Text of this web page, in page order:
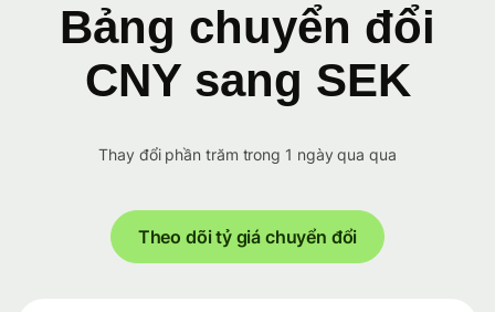
Bảng chuyển đổi
CNY sang SEK
Thay đổi phần trăm trong 1 ngày qua qua
Theo dõi tỷ giá chuyển đổi